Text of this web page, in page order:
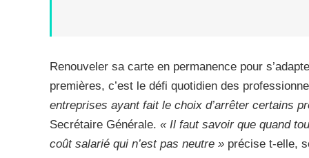
Renouveler sa carte en permanence pour
premières, c’est le défi quotidien des
entreprises ayant fait le choix d’arrêter certains
Secrétaire Générale. « Il faut savoir que quand
coût salarié qui n’est pas neutre » précise t-elle,